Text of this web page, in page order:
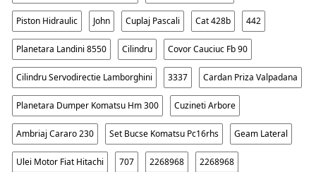
Piston Hidraulic John Cuplaj Pascali Cat 428b 442
Planetara Landini 8550 Cilindru Covor Cauciuc Fb 90
Cilindru Servodirectie Lamborghini 3337 Cardan Priza Valpadana
Planetara Dumper Komatsu Hm 300 Cuzineti Arbore
Ambriaj Cararo 230 Set Bucse Komatsu Pc16rhs Geam Lateral
Ulei Motor Fiat Hitachi 707 2268968 2268968